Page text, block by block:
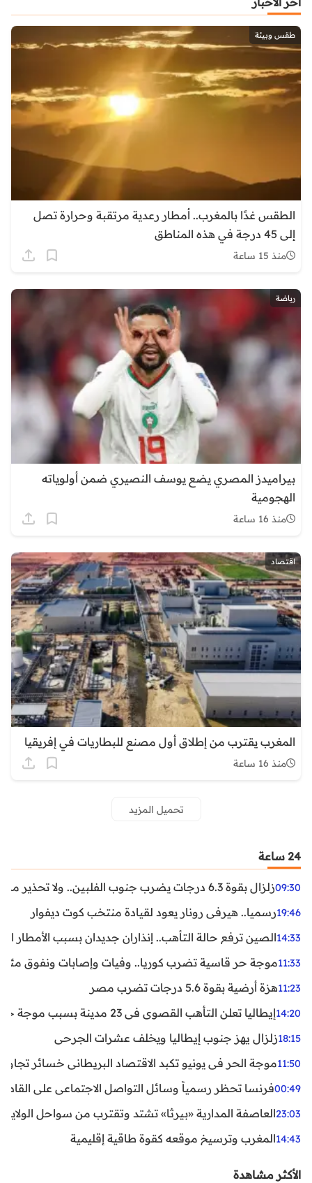
طقس وبيئة
الطقس غدًا بالمغرب.. أمطار رعدية مرتقبة وحرارة تصل
إلى 45 درجة في هذه المناطق
منذ 15 ساعة
رياضة
بيراميدز المصري يضع يوسف النصيري ضمن أولوياته
الهجومية
منذ 16 ساعة
اقتصاد
المغرب يقترب من إطلاق أول مصنع للبطاريات في إفريقيا
منذ 16 ساعة
تحميل المزيد
24 ساعة
09:30زلزال بقوة 6.3 درجات يضرب جنوب الفلبين.. ولا تحذير من تسونامي حتى الآن
19:46رسميا.. هيرفي رونار يعود لقيادة منتخب كوت ديفوار
14:33الصين ترفع حالة التأهب.. إنذاران جديدان بسبب الأمطار
11:33موجة حر قاسية تضرب كوريا.. وفيات وإصابات ونفوق مئات
11:23هزة أرضية بقوة 5.6 درجات تضرب مصر
14:20إيطاليا تعلن التأهب القصوى في 23 مدينة بسبب موجة حر شديدة
18:15زلزال يهز جنوب إيطاليا ويخلف عشرات الجرحى
11:50موجة الحر في يونيو تكبد الاقتصاد البريطاني خسائر تجاوزت 1.5 مليار
00:49فرنسا تحظر رسمياً وسائل التواصل الاجتماعي على القاصرين
23:03العاصفة المدارية «بيرثا» تشتد وتقترب من سواحل
14:43المغرب وترسيخ موقعه كقوة طاقية إقليمية
الأكثر مشاهدة